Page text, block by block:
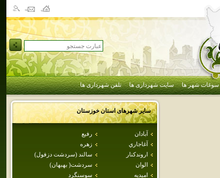
سوغات شهر ها سایت شهرداری ها تلفن شهرداری ها
سایر شهرهای استانخوزستان
آبادان
رفيع
آغاجاري
زهره
اروندكنار
سالند (سردشت دزفول)
الوان
سردشت( بهبهان)
اميديه
سوسنگرد